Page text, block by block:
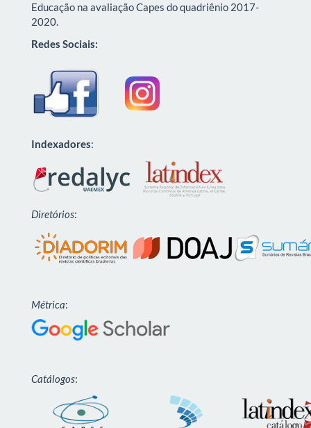
Educação na avaliação Capes do quadriênio 2017-
2020.
Redes Sociais:
Indexadores:
Diretórios:
Métrica:
Catálogos: